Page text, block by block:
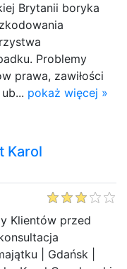
Brytanii boryka
Problemy
prawa, zawiłości
pokaż więcej »
Karol
Klientów przed
| Gdańsk |